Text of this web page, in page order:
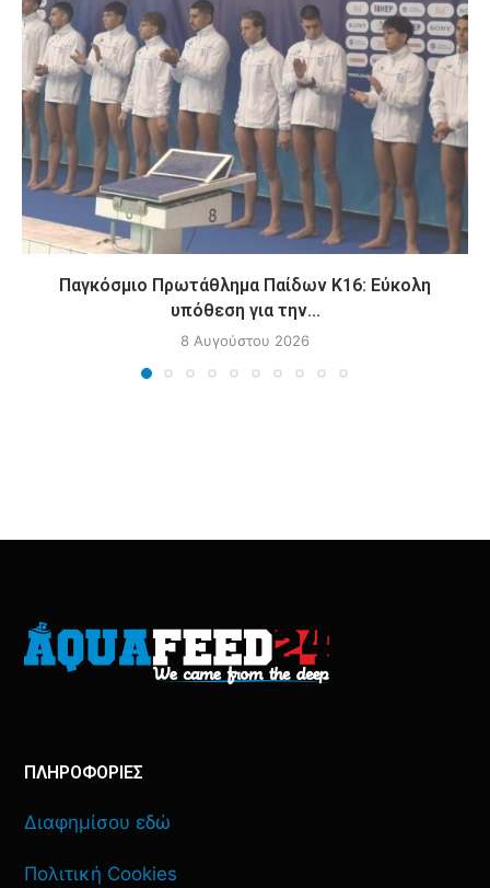
Παγκόσμιο Πρωτάθλημα Παίδων Κ16: Εύκολη
υπόθεση για την...
8 Αυγούστου 2026
ΠΛΗΡΟΦΟΡΙΕΣ
Διαφημίσου εδώ
Πολιτική Cookies